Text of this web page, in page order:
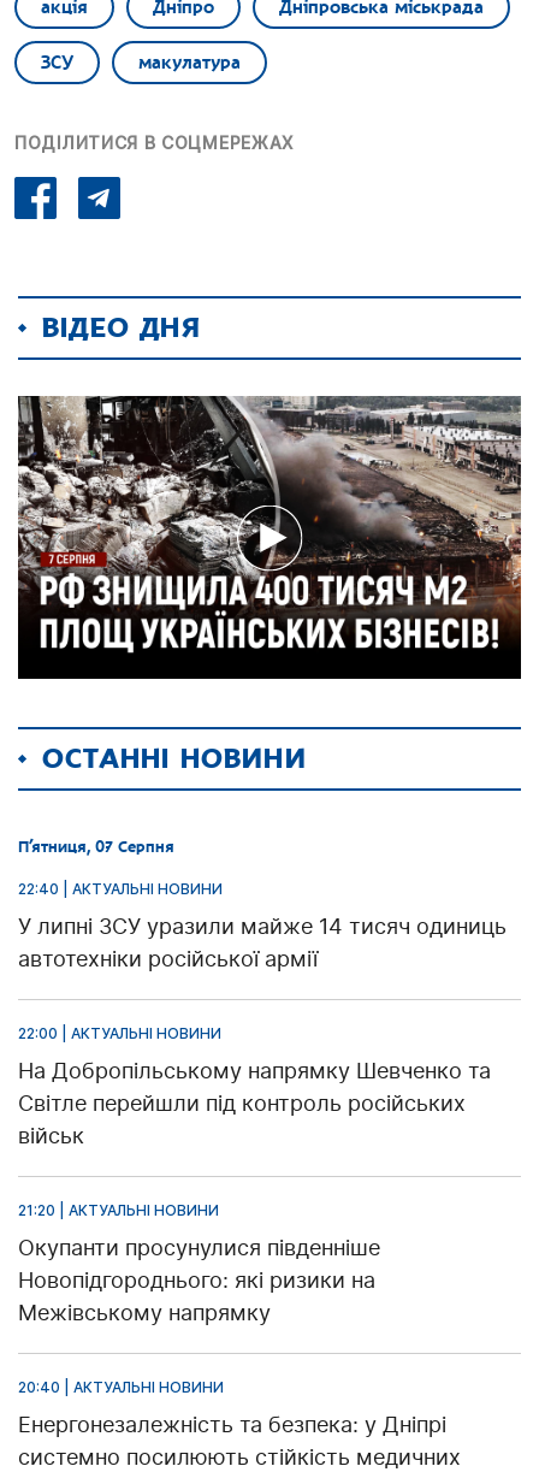
акція Дніпро Дніпровська міськрада
ЗСУ макулатура
ПОДІЛИТИСЯ В СОЦМЕРЕЖАХ
ВІДЕО ДНЯ
ОСТАННІ НОВИНИ
П’ятниця, 07 Серпня
22:40 | АКТУАЛЬНІ НОВИНИ
У липні ЗСУ уразили майже 14 тисяч одиниць
автотехніки російської армії
22:00 | АКТУАЛЬНІ НОВИНИ
На Добропільському напрямку Шевченко та
Світле перейшли під контроль російських
військ
21:20 | АКТУАЛЬНІ НОВИНИ
Окупанти просунулися південніше
Новопідгороднього: які ризики на
Межівському напрямку
20:40 | АКТУАЛЬНІ НОВИНИ
Енергонезалежність та безпека: у Дніпрі
системно посилюють стійкість медичних